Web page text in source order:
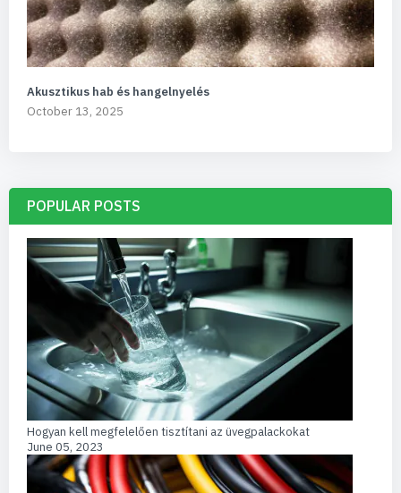
Akusztikus hab és hangelnyelés
October 13, 2025
POPULAR POSTS
Hogyan kell megfelelően tisztítani az üvegpalackokat
June 05, 2023